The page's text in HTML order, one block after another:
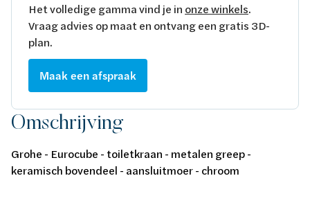
Het volledige gamma vind je in onze winkels.
Vraag advies op maat en ontvang een gratis 3D-
plan.
Maak een afspraak
Omschrijving
Grohe - Eurocube - toiletkraan - metalen greep -
keramisch bovendeel - aansluitmoer - chroom